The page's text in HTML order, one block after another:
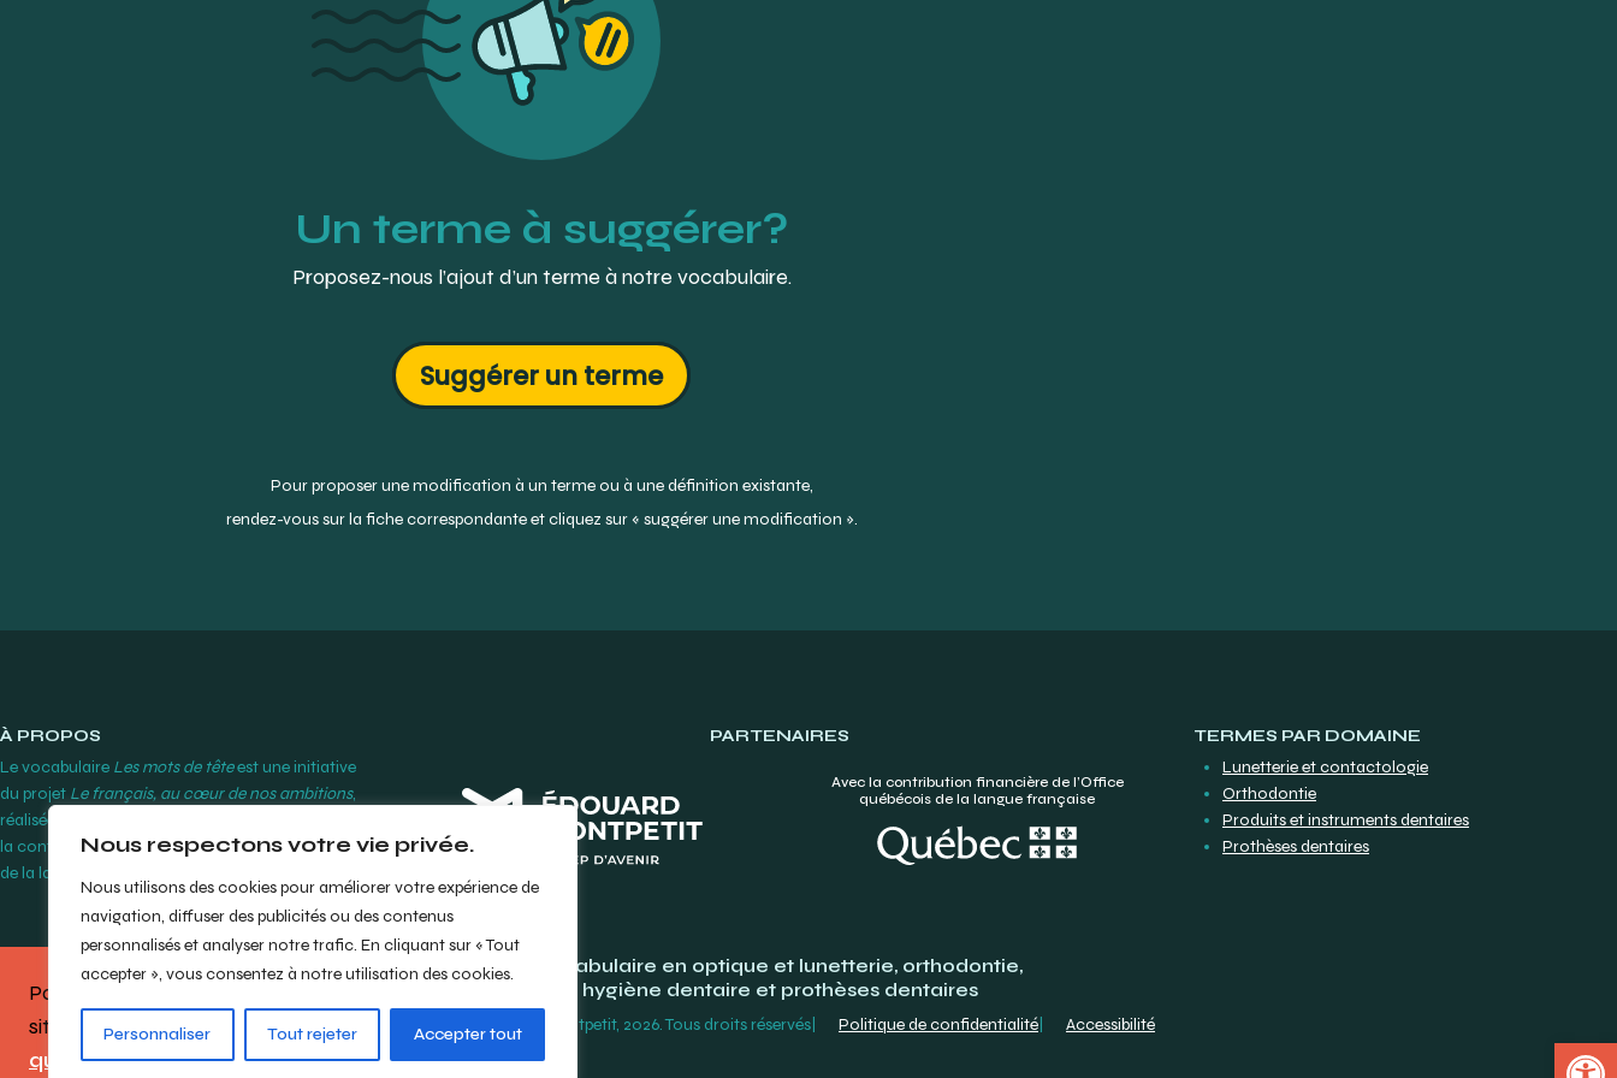
Nous respectons votre vie privée.
Nous utilisons des cookies pour améliorer votre expérience de
navigation, diffuser des publicités ou des contenus
personnalisés et analyser notre trafic. En cliquant sur « Tout
accepter », vous consentez à notre utilisation des cookies.
Personnaliser Tout rejeter Accepter tout
Un terme à suggérer?
Proposez-nous l’ajout d’un terme à notre vocabulaire.
Suggérer un terme
Pour proposer une modification à un terme ou à une définition existante,
rendez-vous sur la fiche correspondante et cliquez sur « suggérer une modification ».
PARTENAIRES
Avec la contribution financière de l’Office
québécois de la langue française
À PROPOS
Le vocabulaire Les mots de têteest une initiative
du projet Le français, au cœur de nos ambitions,
réalisée par le Cégep Édouard-Montpetit grâce à
la contribution financière de l’Office québécois
de la langue française.
TERMES PAR DOMAINE
Lunetterie et contactologie
Orthodontie
Produits et instruments dentaires
Prothèses dentaires
Vocabulaire en optique et lunetterie, orthodontie,
hygiène dentaire et prothèses dentaires
© Cégep Édouard-Montpetit, 2026. Tous droits réservés Politique de confidentialité Accessibilité
Partagez votre opinion sur le
site en répondant à notrebref
questionnaire.